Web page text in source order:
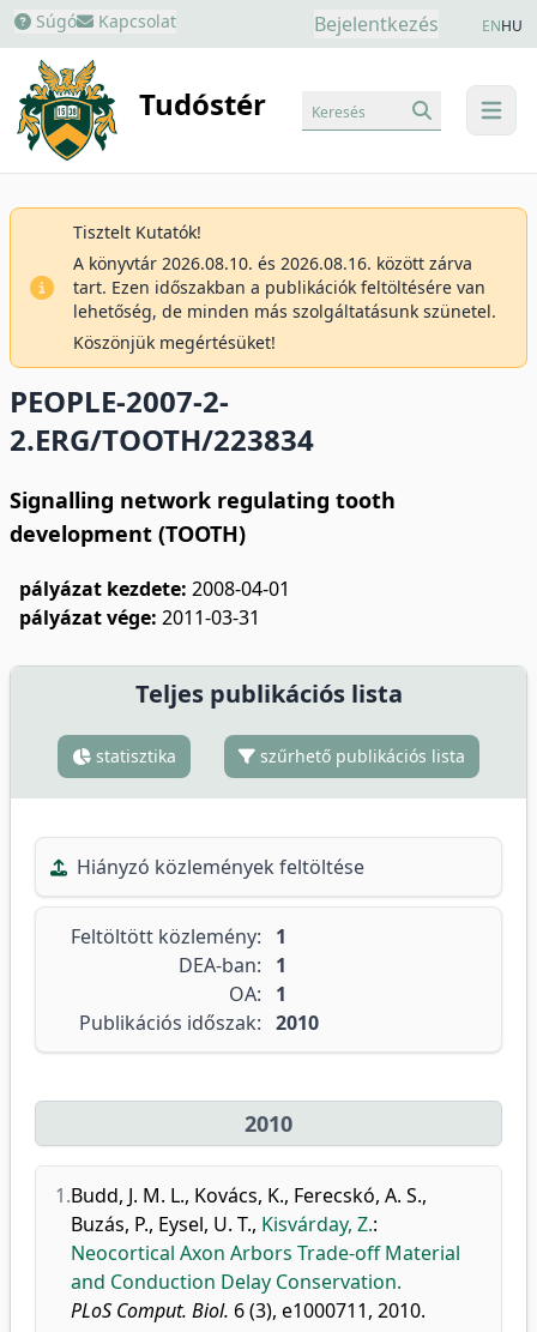
Súgó Kapcsolat Bejelentkezés ENHU
Tudóstér menu
Keresés
Tisztelt Kutatók!
A könyvtár 2026.08.10. és 2026.08.16. között zárva
tart. Ezen időszakban a publikációk feltöltésére van
lehetőség, de minden más szolgáltatásunk szünetel.
Köszönjük megértésüket!
PEOPLE-2007-2-
2.ERG/TOOTH/223834
Signalling network regulating tooth
development (TOOTH)
pályázat kezdete: 2008-04-01
pályázat vége: 2011-03-31
Teljes publikációs lista
statisztika szűrhető publikációs lista
Hiányzó közlemények feltöltése
Feltöltött közlemény:
1
DEA-ban:
1
OA:
1
Publikációs időszak: 2010
2010
1.Budd, J. M. L., Kovács, K., Ferecskó, A. S.,
Buzás, P., Eysel, U. T., Kisvárday, Z.:
Neocortical Axon Arbors Trade-off Material
and Conduction Delay Conservation.
PLoS Comput. Biol. 6 (3), e1000711, 2010.